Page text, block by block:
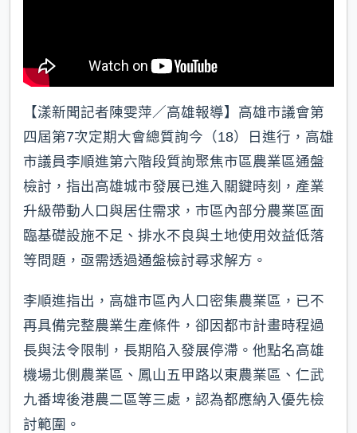
【漾新聞記者陳雯萍／高雄報導】高雄市議會第
四屆第7次定期大會總質詢今（18）日進行，高雄
市議員李順進第六階段質詢聚焦市區農業區通盤
檢討，指出高雄城市發展已進入關鍵時刻，產業
升級帶動人口與居住需求，市區內部分農業區面
臨基礎設施不足、排水不良與土地使用效益低落
等問題，亟需透過通盤檢討尋求解方。
李順進指出，高雄市區內人口密集農業區，已不
再具備完整農業生產條件，卻因都市計畫時程過
長與法令限制，長期陷入發展停滯。他點名高雄
機場北側農業區、鳳山五甲路以東農業區、仁武
九番埤後港農二區等三處，認為都應納入優先檢
討範圍。